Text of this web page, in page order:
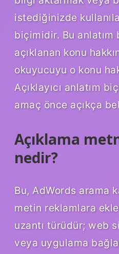
istediğinizde
biçimidir. Bu anlatım
açıklanan konu
okuyucuyu o konu
Açıklayıcı anlatım
amaç önce açıkça
Açıklama
nedir?
Bu, AdWords arama
metin reklamlara
uzantı türüdür; web
veya uygulama